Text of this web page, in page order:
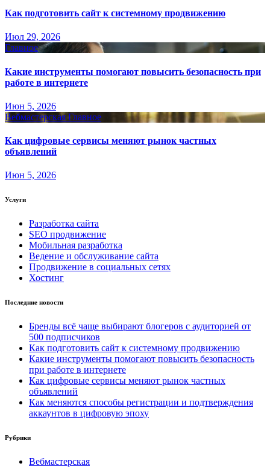
Как подготовить сайт к системному продвижению
Июл 29, 2026
Главное
Какие инструменты помогают повысить безопасность при
работе в интернете
Июн 5, 2026
Вебмастерская Главное
Как цифровые сервисы меняют рынок частных
объявлений
Июн 5, 2026
Услуги
Разработка сайта
SEO продвижение
Мобильная разработка
Ведение и обслуживание сайта
Продвижение в социальных сетях
Хостинг
Последние новости
Бренды всё чаще выбирают блогеров с аудиторией от
500 подписчиков
Как подготовить сайт к системному продвижению
Какие инструменты помогают повысить безопасность
при работе в интернете
Как цифровые сервисы меняют рынок частных
объявлений
Как меняются способы регистрации и подтверждения
аккаунтов в цифровую эпоху
Рубрики
Вебмастерская